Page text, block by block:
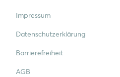
Impressum
Datenschutzerklärung
Barrierefreiheit
AGB